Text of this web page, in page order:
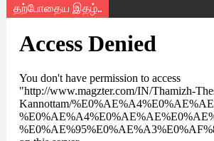
தற்போதைய இதழ்..